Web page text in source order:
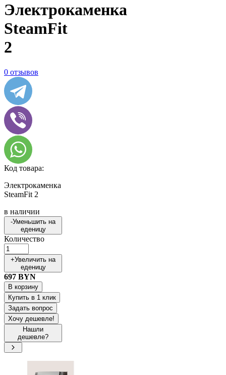
Электрокаменка
SteamFit
2
0 отзывов
Код товара:
Электрокаменка
SteamFit 2
в наличии
-Уменьшить на
еденицу
Количество
+Увеличить на
еденицу
697 BYN
В корзину
Купить в 1 клик
Задать вопрос
Хочу дешевле!
Нашли
дешевле?